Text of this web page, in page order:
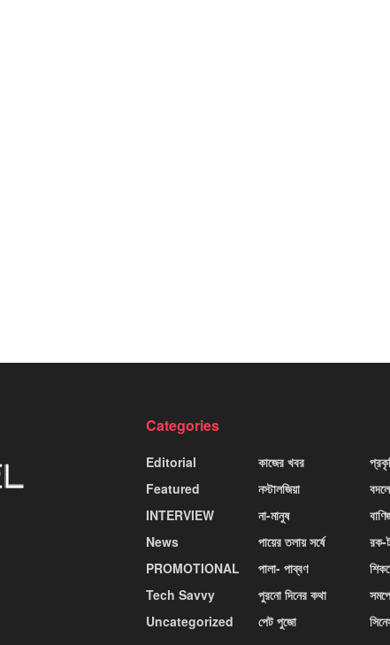
Categories
Editorial
Featured
INTERVIEW
News
PROMOTIONAL
Tech Savvy
Uncategorized
কাজের খবর
নস্টালজিয়া
না-মানুষ
পায়ের তলায় সর্ষে
পালা- পাব্বণ
পুরনো দিনের কথা
পেট পুজো
রক-